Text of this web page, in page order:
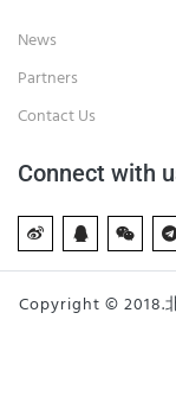
News
Partners
Contact Us
Connect with
Copyright © 2018.